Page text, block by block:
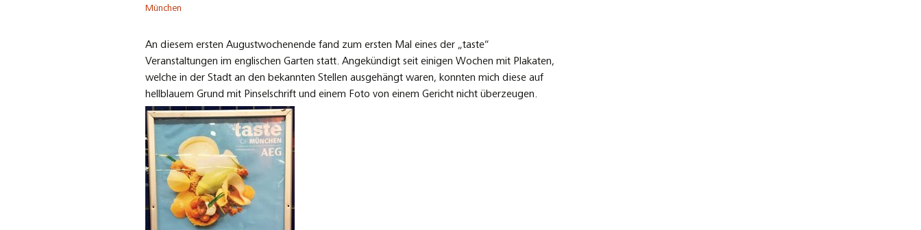
München
An diesem ersten Augustwochenende fand zum ersten Mal eines der „taste“
Veranstaltungen im englischen Garten statt. Angekündigt seit einigen Wochen mit Plakaten,
welche in der Stadt an den bekannten Stellen ausgehängt waren, konnten mich diese auf
hellblauem Grund mit Pinselschrift und einem Foto von einem Gericht nicht überzeugen.